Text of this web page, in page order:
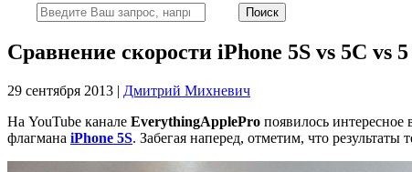
Сравнение скорости iPhone 5S vs 5C vs
29 сентября 2013 | Дмитрий Михневич
На YouTube канале EverythingApplePro появилось интересное
флагмана iPhone 5S. Забегая наперед, отметим, что результаты